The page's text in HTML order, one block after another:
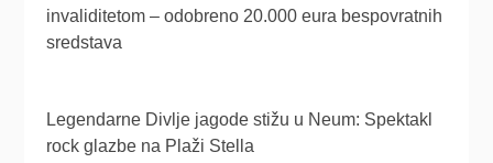
invaliditetom – odobreno 20.000 eura bespovratnih
sredstava
Legendarne Divlje jagode stižu u Neum: Spektakl
rock glazbe na Plaži Stella